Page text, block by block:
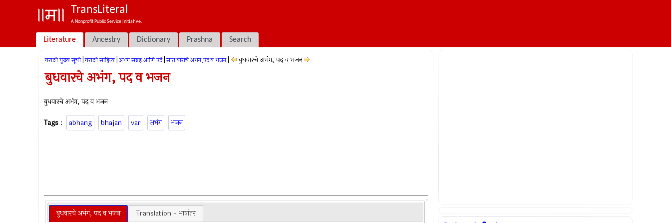
TransLiteral
A Nonprofit Public Service Initiative.
Literature Ancestry Dictionary Prashna Search
मराठी मुख्य सूची मराठी साहित्य अभंग संग्रह आणि पदे सात वारांचे अभंग,पद व भजन बुधवारचे अभंग, पद व भजन
बुधवारचे अभंग, पद व भजन
बुधवारचे अभंग, पद व भजन
Tags : abhang bhajan var अभंग भजन
बुधवारचे अभंग, पद व भजन Translation - भाषांतर